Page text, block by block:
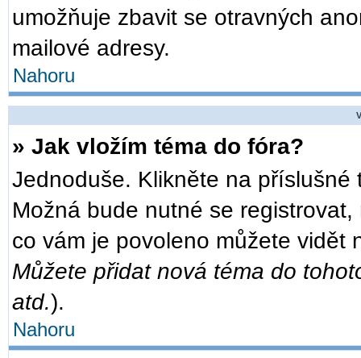
umožňuje zbavit se otravných
mailové adresy.
Nahoru
» Jak vložím téma do fóra?
Jednoduše. Klikněte na
Možná bude nutné se
co vám je povoleno můžete vidět
Můžete přidat nová téma do
atd.).
Nahoru